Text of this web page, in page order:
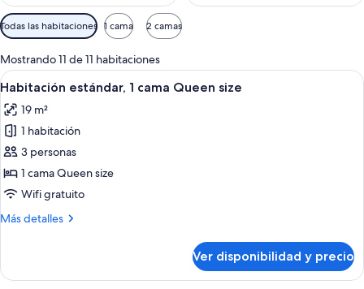
Filtros
disponibles
para
las
habitaciones
Todas las habitaciones 1 cama 2 camas
Mostrando 11 de 11 habitaciones
Ver
todas
las
fotos
de
Habitación
estándar,
cama
Habitación de hotel con una cama
3
Habitación estándar, 1 cama Queen size
19 m²
1 habitación
3 personas
1 cama Queen size
Wifi gratuito
Más detalles
Más
estándar,
Ver disponibilidad y precio